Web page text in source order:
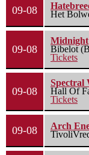
09-08
Het
09-08
Midnight
Bibelot
Tickets
09-08
Spectral
Hall Of
Tickets
09-08
Arch